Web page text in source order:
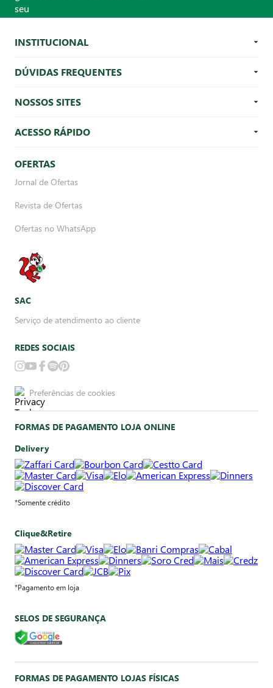
INSTITUCIONAL
DÚVIDAS FREQUENTES
NOSSOS SITES
ACESSO RÁPIDO
OFERTAS
Jornal de Ofertas
Revista de Ofertas
Ofertas no WhatsApp
SAC
Serviço de atendimento ao cliente
REDES SOCIAIS
Preferências de cookies
FORMAS DE PAGAMENTO LOJA ONLINE
Delivery
*Somente crédito
Clique&Retire
*Pagamento em loja
SELOS DE SEGURANÇA
FORMAS DE PAGAMENTO LOJAS FÍSICAS